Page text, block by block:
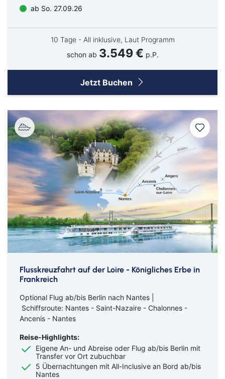
ab So. 27.09.26
10 Tage - All inklusive, Laut Programm
schon ab 3.549 € p.P.
Jetzt Buchen
Flusskreuzfahrt auf der Loire - Königliches Erbe in
Frankreich
Optional Flug ab/bis Berlin nach Nantes |
Schiffsroute: Nantes - Saint-Nazaire - Chalonnes -
Ancenis - Nantes
Reise-Highlights:
Eigene An- und Abreise oder Flug ab/bis Berlin mit
Transfer vor Ort zubuchbar
5 Übernachtungen mit All-Inclusive an Bord ab/bis
Nantes